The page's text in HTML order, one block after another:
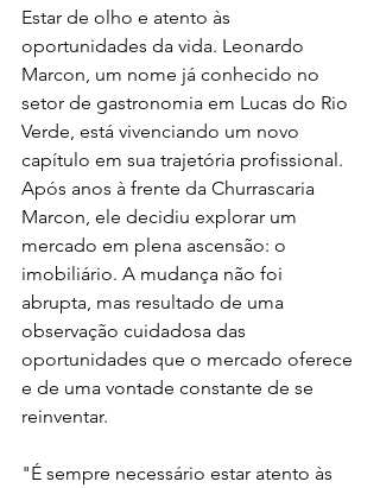
Estar de olho e atento às
oportunidades da vida. Leonardo
Marcon, um nome já conhecido no
setor de gastronomia em Lucas do Rio
Verde, está vivenciando um novo
capítulo em sua trajetória profissional.
Após anos à frente da Churrascaria
Marcon, ele decidiu explorar um
mercado em plena ascensão: o
imobiliário. A mudança não foi
abrupta, mas resultado de uma
observação cuidadosa das
oportunidades que o mercado oferece
e de uma vontade constante de se
reinventar.
"É sempre necessário estar atento às